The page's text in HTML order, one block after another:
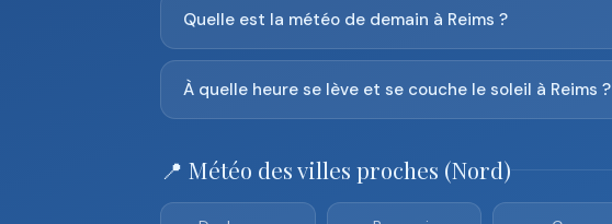
Quelle est la météo de demain à Reims ?
À quelle heure se lève et se couche le soleil à Reims ?
📍 Météo des villes proches (Nord)